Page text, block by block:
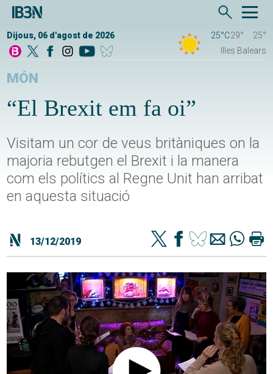
Dijous, 06 d'agost de 2026 25°C29°
25°
Illes Balears
MÓN
“El Brexit em fa oi”
Visitam un cor de veus britàniques on la
majoria rebutgen el Brexit i la manera
com els polítics al Regne Unit han arribat
en aquesta situació
13/12/2019